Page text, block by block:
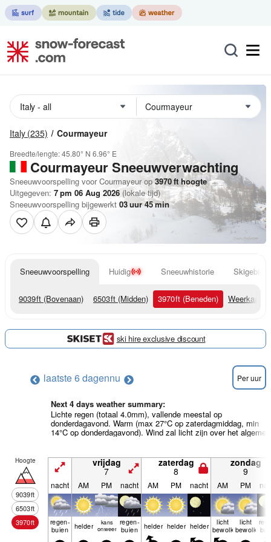
Italy (235) Courmayeur
Breedte/lengte:45.80° N 6.96° E
CourmayeurSneeuwverwachting
Sneeuwvoorspelling voor Courmayeur op 3970ft hoogte
Uitgegeven: 7 pm 06 Aug 2026 (lokale tijd)
Sneeuwvoorspelling bijgewerkt 03uur45min
Sneeuwvoorspelling Huidig Sneeuwhistorie Skigebied
9039ft (Bovenaan) 6503ft (Midden) 3970ft (Beneden)
ski hire exclusive discount
laatste 6 dagennu Per uur
Next 4 days weather summary:
Lichte regen (totaal 4.0mm), vallende meestal op
donderdagavond. Warm (max 27°C op zaterdagmiddag, min
14°C op donderdagavond). Wind zal licht zijn over het
Hoogte
9039ft
6503ft
3970ft
vrijdag
7
zaterdag
8
zondag
9
nacht AM PM nacht AM PM nacht AM PM
regen­
buien helder kans
onweer
regen­
buien helder helder helder licht
bewolkt
licht
bewolkt